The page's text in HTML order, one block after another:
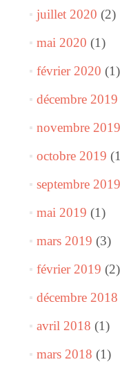
juillet 2020 (2)
mai 2020 (1)
février 2020 (1)
décembre 2019
novembre 2019
octobre 2019
septembre 2019
mai 2019 (1)
mars 2019 (3)
février 2019 (2)
décembre 2018
avril 2018 (1)
mars 2018 (1)